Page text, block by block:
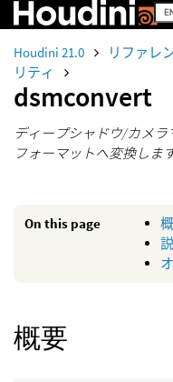
Houdini 21.0 リファレ
リティ
dsmconvert
ディープシャドウ/カメ
フォーマットへ変換します
On this page
概要